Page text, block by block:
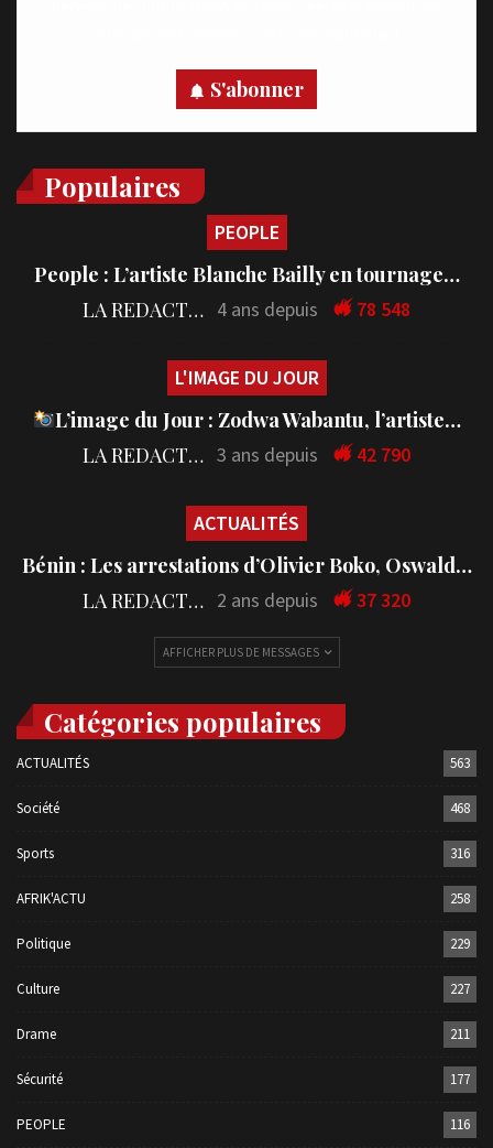
S'abonner
Populaires
PEOPLE
People : L’artiste Blanche Bailly en tournage…
LA REDACTION 4 ans depuis 78 548
L'IMAGE DU JOUR
L’image du Jour : Zodwa Wabantu, l’artiste…
LA REDACTION 3 ans depuis 42 790
ACTUALITÉS
Bénin : Les arrestations d’Olivier Boko, Oswald…
LA REDACTION 2 ans depuis 37 320
AFFICHER PLUS DE MESSAGES
Catégories populaires
ACTUALITÉS 563
Société 468
Sports 316
AFRIK'ACTU 258
Politique 229
Culture 227
Drame 211
Sécurité 177
PEOPLE 116